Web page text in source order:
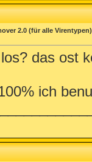
2.0 (für alle Virentypen)
das ost
ich